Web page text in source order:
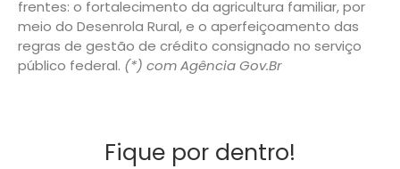
frentes: o fortalecimento da agricultura familiar, por
meio do Desenrola Rural, e o aperfeiçoamento das
regras de gestão de crédito consignado no serviço
público federal. (*) com Agência Gov.Br
Fique por dentro!